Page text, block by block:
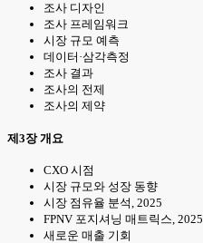
조사 디자인
조사 프레임워크
시장 규모 예측
데이터·삼각측정
조사 결과
조사의 전제
조사의 제약
제3장 개요
CXO 시점
시장 규모와 성장 동향
시장 점유율 분석, 2025
FPNV 포지셔닝 매트릭스, 2025
새로운 매출 기회